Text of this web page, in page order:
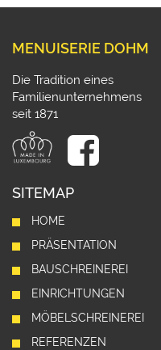
MENUISERIE DOHM
Die Tradition eines
Familienunternehmens
seit 1871
SITEMAP
HOME
PRÄSENTATION
BAUSCHREINEREI
EINRICHTUNGEN
MÖBELSCHREINEREI
REFERENZEN